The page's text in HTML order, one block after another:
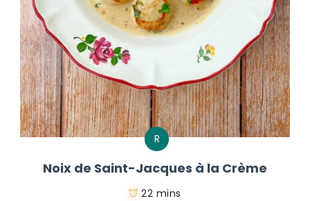
R
Noix de Saint-Jacques à la Crème
22 mins